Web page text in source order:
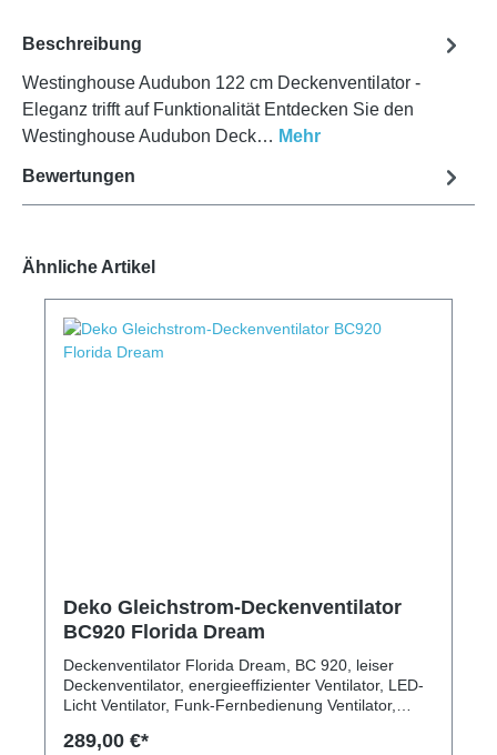
Beschreibung
Westinghouse Audubon 122 cm Deckenventilator -
Eleganz trifft auf Funktionalität Entdecken Sie den
Westinghouse Audubon Deck… Mehr
Bewertungen
Ähnliche Artikel
Deko Gleichstrom-Deckenventilator
BC920 Florida Dream
Deckenventilator Florida Dream, BC 920, leiser
Deckenventilator, energieeffizienter Ventilator, LED-
Licht Ventilator, Funk-Fernbedienung Ventilator,
Geschwindigkeitsstufen Ventilator, moderner
289,00 €*